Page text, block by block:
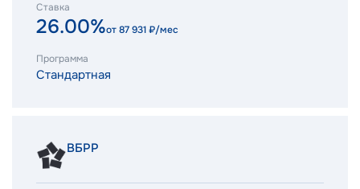
Ставка
26.00%от87 931₽/мес
Программа
Стандартная
ВБРР